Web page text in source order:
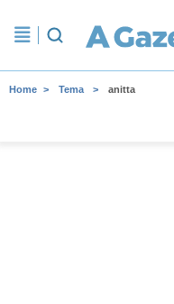
Home Tema anitta